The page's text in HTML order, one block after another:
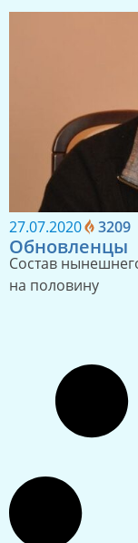
27.07.2020 3209
Обновленцы
Состав
на половину